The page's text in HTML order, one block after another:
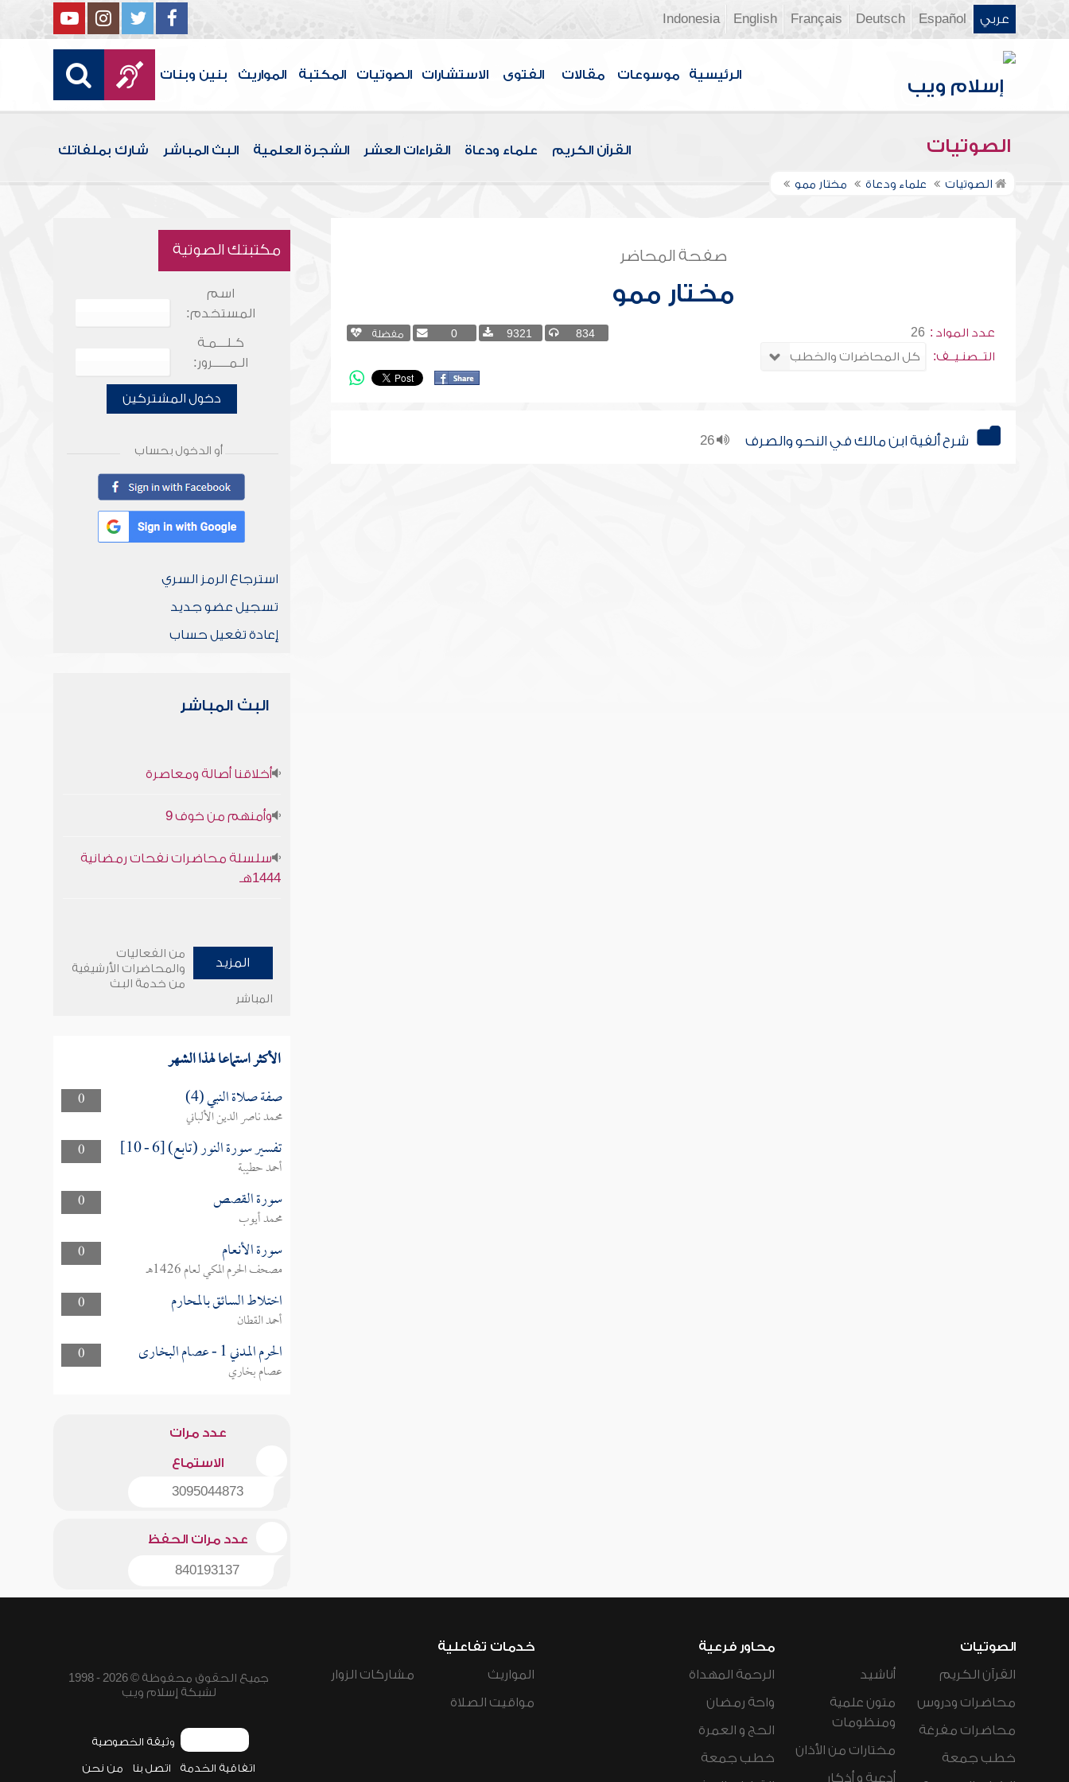
عربي Español
Deutsch
Français
English
Indonesia
الرئيسية موسوعات مقالات الفتوى الاستشارات الصوتيات المكتبة المواريث بنين وبنات
الصوتيات القرآن الكريم علماء ودعاة القراءات العشر الشجرة العلمية البث المباشر شارك بملفاتك
الصوتيات علماء ودعاة مختار ممو
صفحة المحاضر
مختار ممو
عدد المواد : 26
التــصنـيــف:
834
9321
0 مفضلة
26 شرح ألفية ابن مالك في النحو والصرف
مكتبتك الصوتية
اسم
المستخدم:
كـلـــمـة
الـمـــــرور:
دخول المشتركين
أو الدخول بحساب
استرجاع الرمز السري
تسجيل عضو جديد
إعادة تفعيل حساب
البث المباشر
أخلاقنا أصالة ومعاصرة
وأمنهم من خوف 9
سلسلة محاضرات نفحات رمضانية
1444هـ
المزيد
من الفعاليات
والمحاضرات الأرشيفية
من خدمة البث
المباشر
الأكثر استماعا لهذا الشهر
0 صفة صلاة النبي (4)
محمد ناصر الدين الألباني
0
تفسير سورة النور (تابع) [6 - 10]
أحمد حطيبة
0
سورة القصص
محمد أيوب
0
سورة الأنعام
مصحف الحرم المكي لعام 1426هـ
0
اختلاط السائق بالمحارم
أحمد القطان
0
الحرم المدني 1 - عصام البخارى
عصام بخاري
عدد مرات
الاستماع
3095044873
عدد مرات الحفظ
840193137
الصوتيات
القرآن الكريم
محاضرات ودروس
محاضرات مفرغة
خطب جمعة
أناشيد
متون علمية
ومنظومات
مختارات من الأذان
أدعية و أذكار
محاور فرعية
الرحمة المهداة
واحة رمضان
الحج و العمرة
خطب جمعة
خدمات تفاعلية
المواريث
مواقيت الصلاة
مشاركات الزوار
جميع الحقوق محفوظة © 2026 - 1998
لشبكة إسلام ويب
وثيقة الخصوصية
اتفاقية الخدمة اتصل بنا من نحن